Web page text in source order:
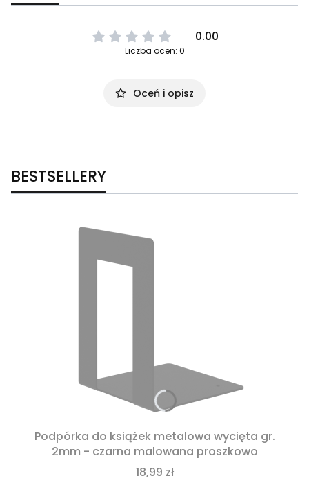
0.00
Liczba ocen: 0
Oceń i opisz
BESTSELLERY
Podpórka do książek metalowa wycięta gr.
2mm - czarna malowana proszkowo
18,99 zł